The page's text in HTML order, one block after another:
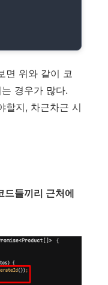
면 위와 같이 코
경우가 많다.
할지, 차근차근 시
드들끼리 근처에